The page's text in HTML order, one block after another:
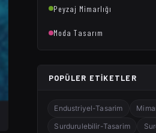
Peyzaj Mimarlığı
Moda Tasarım
POPÜLER ETIKETLER
Endustriyel-Tasarim
Surdurulebilir-Tasarim